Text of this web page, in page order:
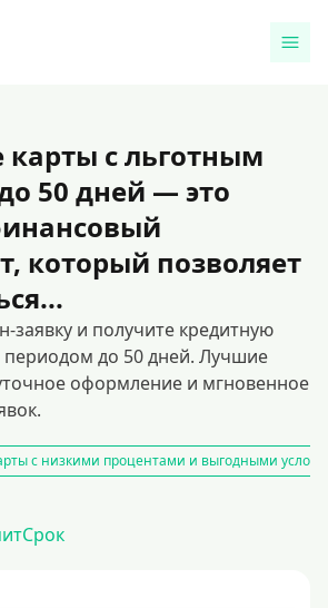
с льготным
50 дней — это
который позволяет
и получите кредитную
периодом до 50 дней. Лучшие
оформление и мгновенное
с низкими процентами и выгодными
Срок